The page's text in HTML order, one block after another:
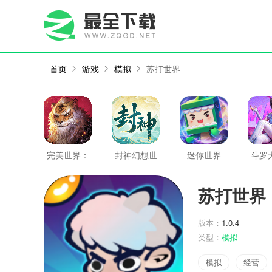
首页 游戏 模拟 苏打世界
完美世界：
封神幻想世
迷你世界
斗罗
苏打世界
版本： 1.0.4
类型： 模拟
模拟 经营